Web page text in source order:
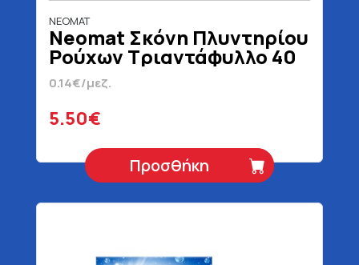
NEOMAT
Neomat Σκόνη Πλυντηρίου
Ρούχων Τριαντάφυλλο 40
Μεζούρες 2 kg
0.14€/μεζ.
5.50€
Προσθήκη